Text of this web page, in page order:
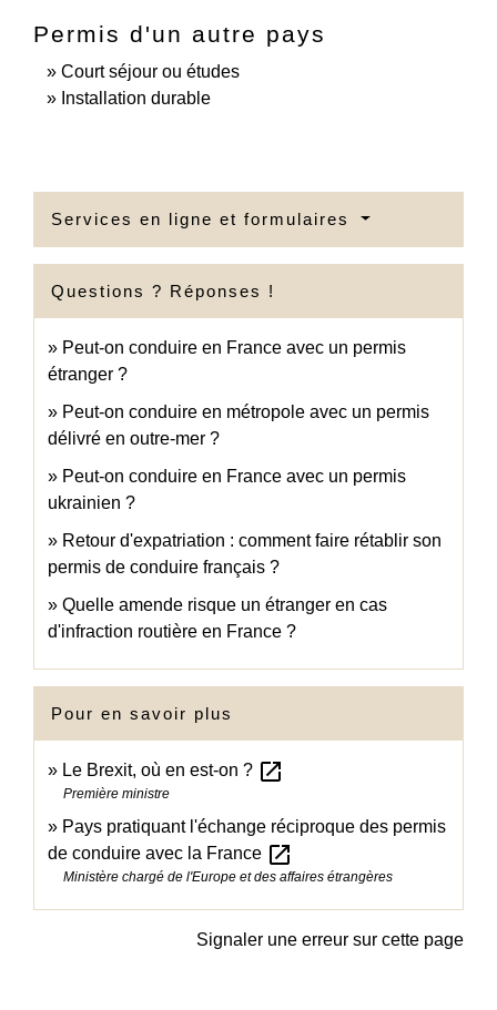
Permis d'un autre pays
Court séjour ou études
Installation durable
Services en ligne et formulaires
Questions ? Réponses !
Peut-on conduire en France avec un permis
étranger ?
Peut-on conduire en métropole avec un permis
délivré en outre-mer ?
Peut-on conduire en France avec un permis
ukrainien ?
Retour d'expatriation : comment faire rétablir son
permis de conduire français ?
Quelle amende risque un étranger en cas
d'infraction routière en France ?
Pour en savoir plus
Le Brexit, où en est-on ? open_in_new
Première ministre
Pays pratiquant l'échange réciproque des permis
de conduire avec la France open_in_new
Ministère chargé de l'Europe et des affaires étrangères
Signaler une erreur sur cette page